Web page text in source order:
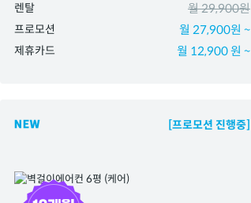
렌탈
월 29,900원
프로모션 월 27,900원 ~
제휴카드 월 12,900 원 ~
[프로모션 진행중]